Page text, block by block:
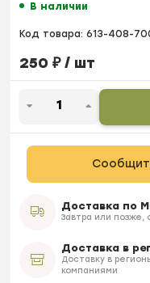
В наличии
Код товара: 613-408-
250 ₽/ шт
Доставка по
Завтра или позже,
Доставка в
Доставку в
компаниями